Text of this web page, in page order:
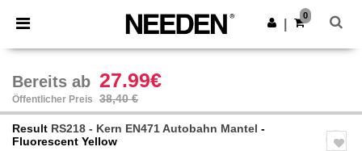
× Needen App
Bessere Preise in der App!
App holen
0
Bereits ab 27.99€
Öffentlicher Preis 38,40 €
Result RS218 - Kern EN471 Autobahn Mantel -
Fluorescent Yellow